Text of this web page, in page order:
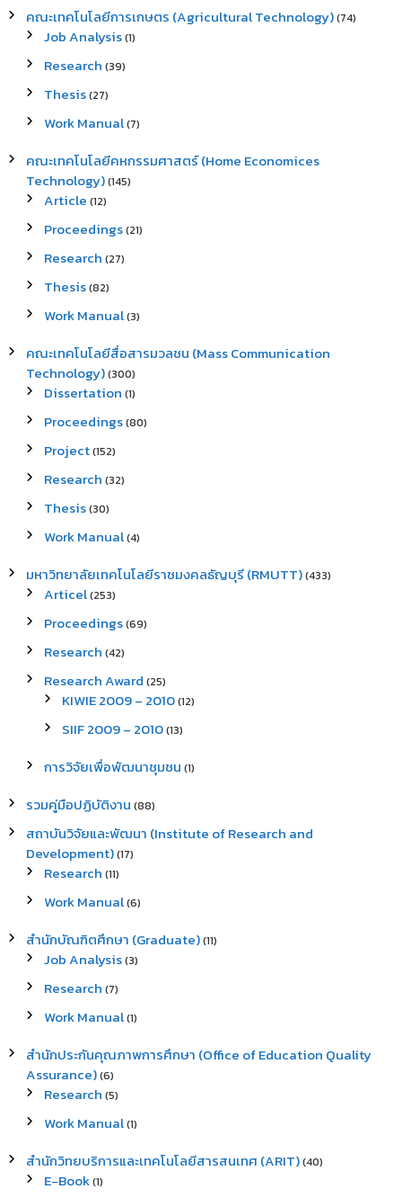
คณะเทคโนโลยีการเกษตร (Agricultural Technology)(74)
Job Analysis(1)
Research (39)
Thesis(27)
Work Manual(7)
คณะเทคโนโลยีคหกรรมศาสตร์ (Home Economices
Technology)(145)
Article (12)
Proceedings(21)
Research (27)
Thesis(82)
Work Manual(3)
คณะเทคโนโลยีสื่อสารมวลชน (Mass Communication
Technology)(300)
Dissertation (1)
Proceedings(80)
Project(152)
Research (32)
Thesis(30)
Work Manual(4)
มหาวิทยาลัยเทคโนโลยีราชมงคลธัญบุรี (RMUTT)(433)
Articel(253)
Proceedings(69)
Research (42)
Research Award (25)
KIWIE 2009 – 2010(12)
SIIF 2009 – 2010(13)
การวิจัยเพื่อพัฒนาชุมชน (1)
รวมคู่มือปฏิบัติงาน (88)
สถาบันวิจัยและพัฒนา (Institute of Research and
Development)(17)
Research (11)
Work Manual(6)
สำนักบัณฑิตศึกษา (Graduate)(11)
Job Analysis(3)
Research (7)
Work Manual(1)
สำนักประกันคุณภาพการศึกษา (Office of Education Quality
Assurance)(6)
Research (5)
Work Manual(1)
สำนักวิทยบริการและเทคโนโลยีสารสนเทศ (ARIT)(40)
E-Book(1)